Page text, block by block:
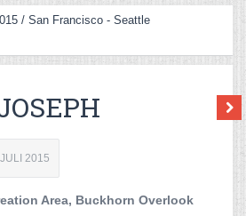
/ San Francisco - Seattle
2015
Area, Buckhorn Overlook